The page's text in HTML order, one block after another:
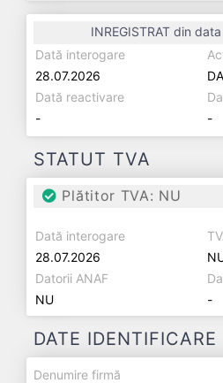
INREGISTRAT din
Dată interogare
28.07.2026
DA
Dată reactivare
-
-
STATUT TVA
Plătitor TVA: NU
Dată interogare
28.07.2026
Datorii ANAF
NU
-
DATE IDENTIFICARE
Denumire firmă